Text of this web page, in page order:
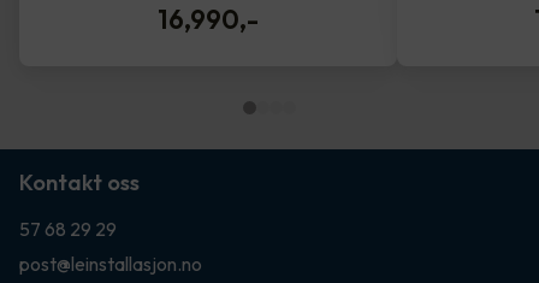
16,990,-
Kontakt oss
57 68 29 29
post@leinstallasjon.no